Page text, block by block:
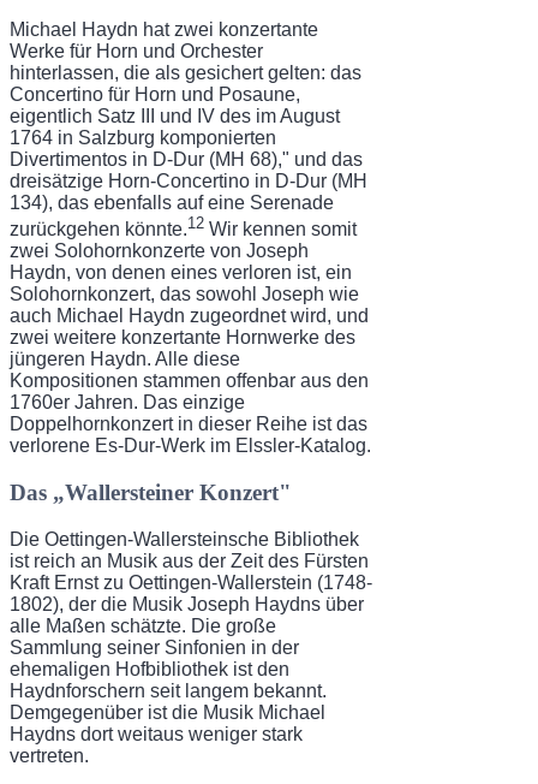
Michael Haydn hat zwei konzertante
Werke für Horn und Orchester
hinterlassen, die als gesichert gelten: das
Concertino für Horn und Posaune,
eigentlich Satz III und IV des im August
1764 in Salzburg komponierten
Divertimentos in D-Dur (MH 68)," und das
dreisätzige Horn-Concertino in D-Dur (MH
134), das ebenfalls auf eine Serenade
zurück­gehen könnte.12 Wir kennen somit
zwei Solohornkonzerte von Joseph
Haydn, von denen eines verloren ist, ein
Solohornkonzert, das sowohl Joseph wie
auch Michael Haydn zuge­ordnet wird, und
zwei weitere konzertante Hornwerke des
jüngeren Haydn. Alle diese
Kompositionen stammen offenbar aus den
1760er Jahren. Das einzige
Doppelhornkonzert in dieser Reihe ist das
verlorene Es-Dur-Werk im Elssler-Katalog.
Das „Wallersteiner Konzert"
Die Oettingen-Wallersteinsche Bibliothek
ist reich an Musik aus der Zeit des Fürsten
Kraft Ernst zu Oettingen-Wallerstein (1748-
1802), der die Musik Joseph Haydns über
alle Ma­ßen schätzte. Die große
Sammlung seiner Sinfonien in der
ehemaligen Hofbibliothek ist den
Haydnforschern seit langem bekannt.
Demgegenüber ist die Musik Michael
Haydns dort weitaus weniger stark
vertreten.